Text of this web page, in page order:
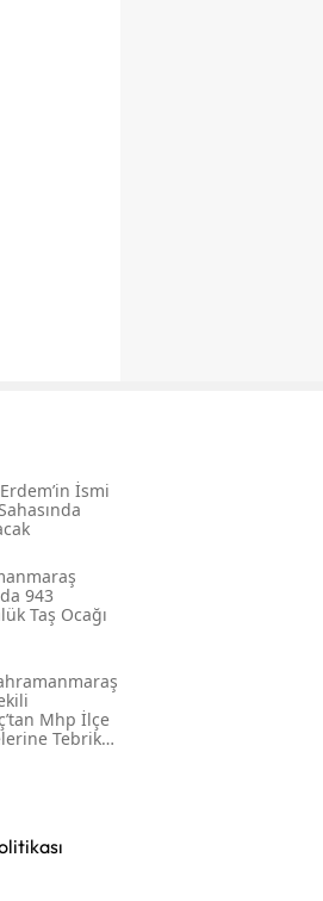
İsmi
943
Taş Ocağı
Mhp İlçe
Tebrik